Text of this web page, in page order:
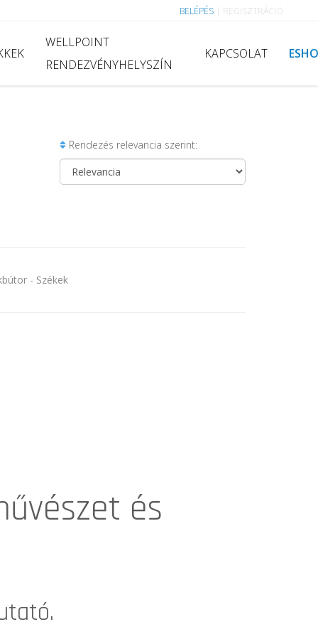
BELÉPÉS REGISZTRÁCIÓ
WELLPOINT
RENDEZVÉNYHELYSZÍN
KAPCSOLAT
Rendezés relevancia szerint:
- Székek
és